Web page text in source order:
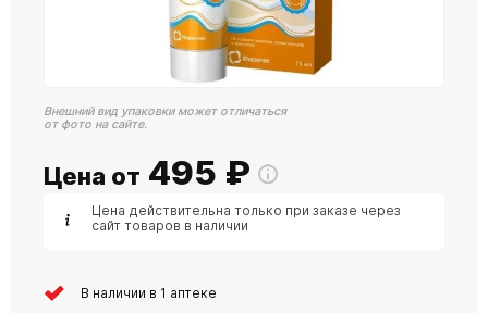
Внешний вид упаковки может отличаться
от фото на сайте.
Цена от 495 ₽
Цена действительна только при заказе через
сайт товаров в наличии
В наличии в 1 аптеке